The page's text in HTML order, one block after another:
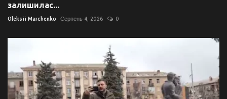
залишилас...
Oleksii Marchenko Серпень 4, 2026 0